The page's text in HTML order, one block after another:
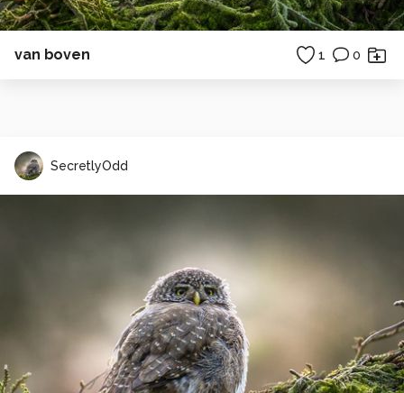
van boven 1 0
SecretlyOdd